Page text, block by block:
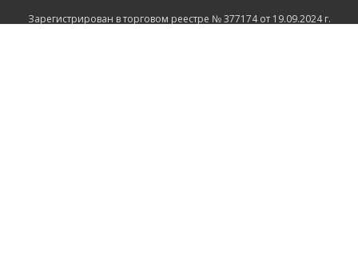
Зарегистрирован в торговом реестре № 377174 от 19.09.2024 г.